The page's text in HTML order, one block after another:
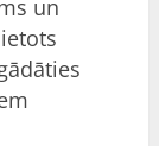
un